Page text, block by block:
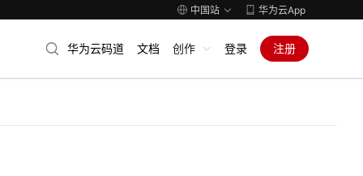
中国站 华为云App
华为云码道 文档 创作 登录 注册